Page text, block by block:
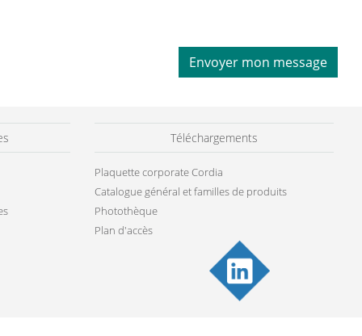
Envoyer mon message
Téléchargements
Plaquette corporate Cordia
Catalogue général et familles de produits
Photothèque
Plan d'accès